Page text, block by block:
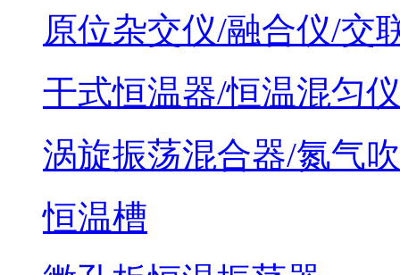
原位杂交仪/融合仪/交
干式恒温器/恒温混匀仪
涡旋振荡混合器/氮气
恒温槽